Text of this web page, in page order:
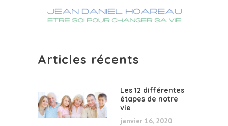
Articles récents
Les 12 différentes
étapes de notre
vie
janvier 16, 2020